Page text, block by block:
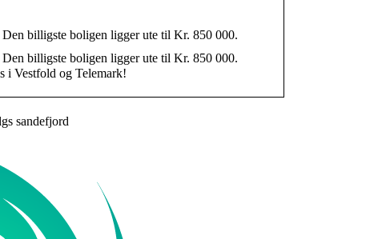
billigste boligen ligger ute til Kr. 850 000.
billigste boligen ligger ute til Kr. 850 000.
i Vestfold og Telemark!
sandefjord